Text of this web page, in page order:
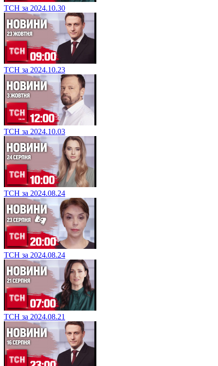
ТСН за 2024.10.30
ТСН за 2024.10.23
ТСН за 2024.10.03
ТСН за 2024.08.24
ТСН за 2024.08.24
ТСН за 2024.08.21